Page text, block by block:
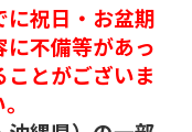
祝日・お盆期
不備等があっ
とがございま